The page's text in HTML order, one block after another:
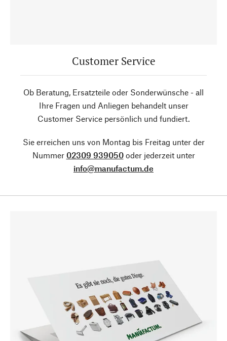
Customer Service
Ob Beratung, Ersatzteile oder Sonderwünsche - all
Ihre Fragen und Anliegen behandelt unser
Customer Service persönlich und fundiert.
Sie erreichen uns von Montag bis Freitag unter der
Nummer 02309 939050oder jederzeit unter
info@manufactum.de